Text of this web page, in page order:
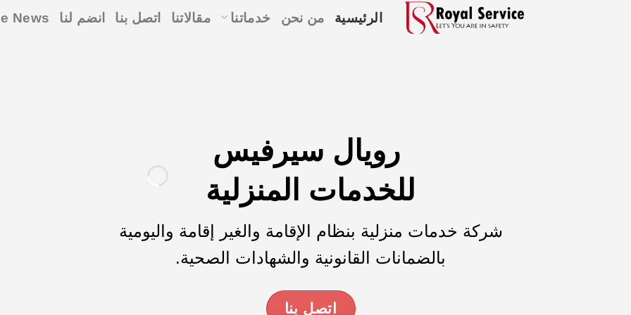
الرئيسية من نحن خدماتنا مقالاتنا اتصل بنا انضم لنا News
رويال سيرفيس
للخدمات المنزلية
شركة خدمات منزلية بنظام الإقامة والغير إقامة واليومية
بالضمانات القانونية والشهادات الصحية.
اتصل بنا